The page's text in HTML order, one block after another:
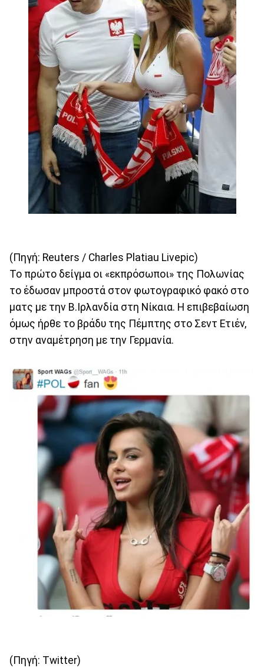
(Πηγή: Reuters / Charles Platiau Livepic)
Το πρώτο δείγμα οι «εκπρόσωποι» της Πολωνίας
το έδωσαν μπροστά στον φωτογραφικό φακό στο
ματς με την Β.Ιρλανδία στη Νίκαια. Η επιβεβαίωση
όμως ήρθε το βράδυ της Πέμπτης στο Σεντ Ετιέν,
στην αναμέτρηση με την Γερμανία.
(Πηγή: Twitter)